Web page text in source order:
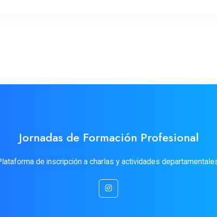
Jornadas de Formación Profesional
de inscripción a charlas y actividades